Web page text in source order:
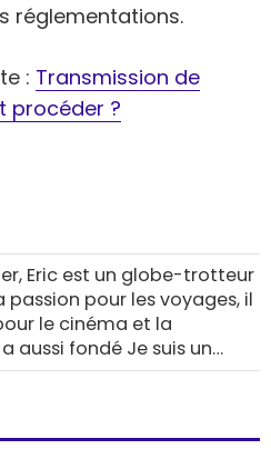
réglementations.
: Transmission de
procéder ?
Eric est un globe-trotteur
passion pour les voyages, il
le cinéma et la
aussi fondé Je suis un
dédié aux jeux vidéo.